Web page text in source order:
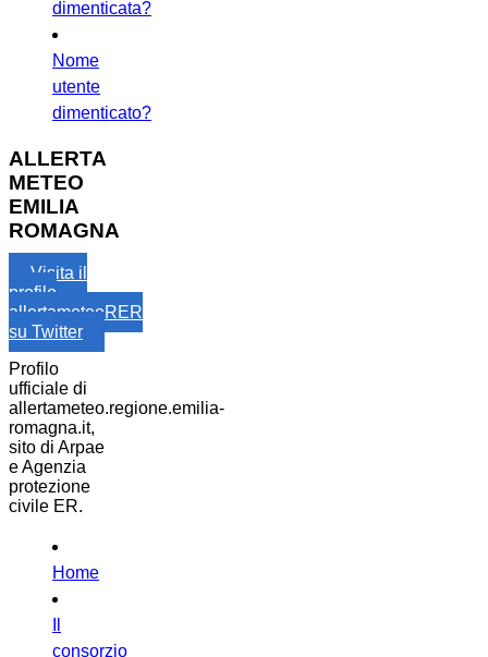
dimenticata?
Nome
utente
dimenticato?
ALLERTA
METEO
EMILIA
ROMAGNA
Visita il
profilo
allertameteoRER
su Twitter
Profilo
ufficiale di
allertameteo.regione.emilia-
romagna.it,
sito di Arpae
e Agenzia
protezione
civile ER.
Home
consorzio